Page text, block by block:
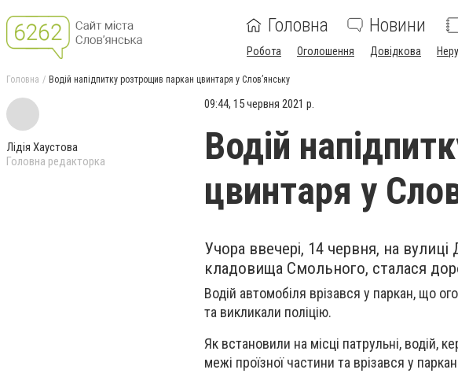
Головна Новини
Робота Оголошення Довідкова
Головна Водій напідпитку розтрощив паркан цвинтаря у Слов’янську
Лідія Хаустова
Головна редакторка
09:44, 15 червня 2021 р.
Водій
цвинтаря у
Учора ввечері, 14 червня, на
кладовища Смольного, сталася
Водій автомобіля врізався у паркан, що
та викликали поліцію.
Як встановили на місці патрульні, водій,
межі проїзної частини та врізався у